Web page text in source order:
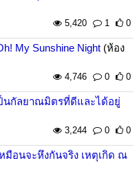
5,420 1 0
My Sunshine Night (ห้อง
4,746 0 0
นกัลยาณมิตรที่ดีและได้อยู่
3,244 0 0
อนจะหึงกันจริง เหตุเกิด ณ